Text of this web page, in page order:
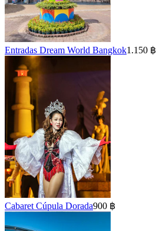
Entradas Dream World Bangkok1.150 ฿
Cabaret Cúpula Dorada900 ฿